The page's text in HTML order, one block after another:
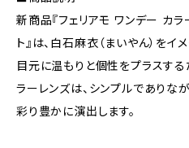
新商品『フェリアモ ワンデー カラ
ト』は、白石麻衣（まいやん）を
目元に温もりと個性をプラスする
ラーレンズは、シンプルでありな
彩り豊かに演出します。